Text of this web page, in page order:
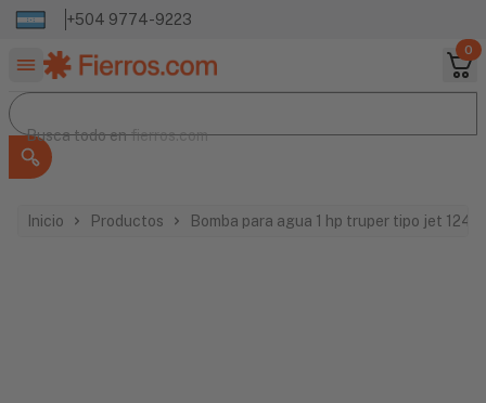
+504 9774-9223
0
Buscar productos
Busca todo en
Busca todo enfierros.com
Inicio Productos Bomba para agua 1 hp truper tipo jet